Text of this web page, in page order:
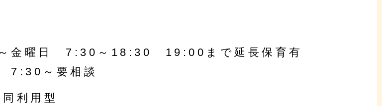
～金曜日 7:30～18:30 19:00まで延長保育有
7:30～要相談
利用型